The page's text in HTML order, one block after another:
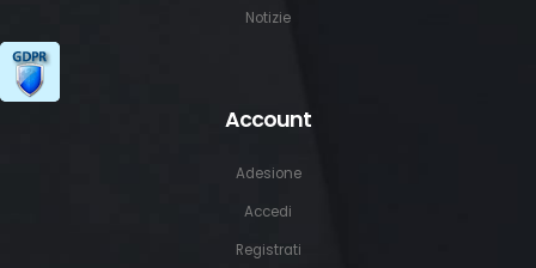
Notizie
Account
Adesione
Accedi
Registrati